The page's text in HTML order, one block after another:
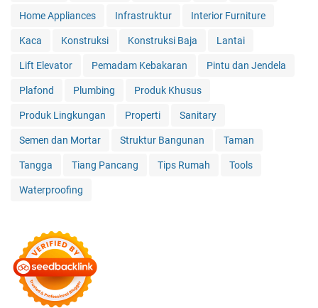
Home Appliances Infrastruktur Interior Furniture
Kaca Konstruksi Konstruksi Baja Lantai
Lift Elevator Pemadam Kebakaran Pintu dan Jendela
Plafond Plumbing Produk Khusus
Produk Lingkungan Properti Sanitary
Semen dan Mortar Struktur Bangunan Taman
Tangga Tiang Pancang Tips Rumah Tools
Waterproofing